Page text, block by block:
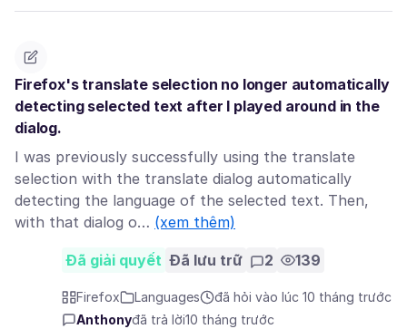
Firefox's translate selection no longer automatically
detecting selected text after I played around in the
dialog.
I was previously successfully using the translate
selection with the translate dialog automatically
detecting the language of the selected text. Then,
with that dialog o… (xem thêm)
Đã giải quyết Đã lưu trữ 2 139
Firefox Languages
đã hỏi vào lúc 10 tháng trước
Anthonyđã trả lời10 tháng trước